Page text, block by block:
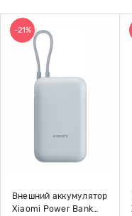
-21%
Внешний аккумулятор
Xiaomi Power Bank